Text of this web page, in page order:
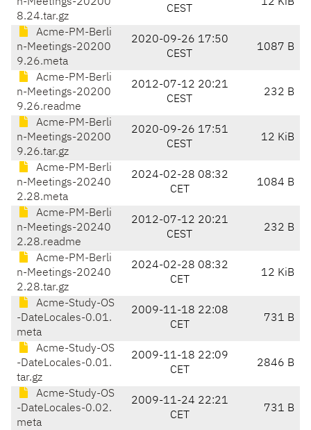
8.24.tar.gz
CEST
Acme-PM-Berli
n-Meetings-20200
9.26.meta
2020-09-26 17:50
CEST
1087 B
Acme-PM-Berli
n-Meetings-20200
9.26.readme
2012-07-12 20:21
CEST
232 B
Acme-PM-Berli
n-Meetings-20200
9.26.tar.gz
2020-09-26 17:51
CEST
12 KiB
Acme-PM-Berli
n-Meetings-20240
2.28.meta
2024-02-28 08:32
CET
1084 B
Acme-PM-Berli
n-Meetings-20240
2.28.readme
2012-07-12 20:21
CEST
232 B
Acme-PM-Berli
n-Meetings-20240
2.28.tar.gz
2024-02-28 08:32
CET
12 KiB
Acme-Study-OS
-DateLocales-0.01.
meta
2009-11-18 22:08
CET
731 B
Acme-Study-OS
-DateLocales-0.01.
tar.gz
2009-11-18 22:09
CET
2846 B
Acme-Study-OS
-DateLocales-0.02.
meta
2009-11-24 22:21
CET
731 B